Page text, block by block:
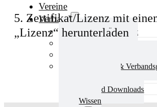
Vereine
Verband
Verband Übersicht
Ausschüsse &
Verband Downloads
Wissen
5. Zertifikat/Lizenz mit
„Lizenz“ herunterladen